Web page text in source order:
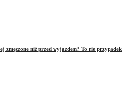
zmęczone niż przed wyjazdem? To nie przypadek